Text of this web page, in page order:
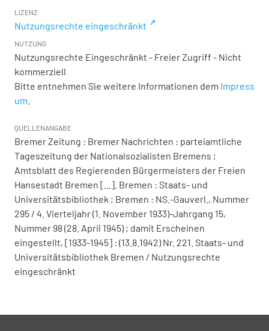
LIZENZ
Nutzungsrechte eingeschränkt
NUTZUNG
Nutzungsrechte Eingeschränkt - Freier Zugriff - Nicht
kommerziell
Bitte entnehmen Sie weitere Informationen dem Impress
um
QUELLENANGABE
Bremer Zeitung : Bremer Nachrichten : parteiamtliche
Tageszeitung der Nationalsozialisten Bremens ;
Amtsblatt des Regierenden Bürgermeisters der Freien
Hansestadt Bremen [...]. Bremen : Staats- und
Universitätsbibliothek ; Bremen : NS.-Gauverl., Nummer
295 / 4. Vierteljahr (1. November 1933)-Jahrgang 15,
Nummer 98 (28. April 1945) ; damit Erscheinen
eingestellt, [1933-1945] : (13.8.1942) Nr. 221. Staats- und
Universitätsbibliothek Bremen / Nutzungsrechte
eingeschränkt